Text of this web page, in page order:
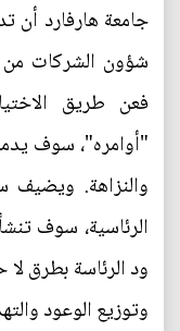
جامعة هارفارد أن
شؤون الشركات
فعن طريق
"أوامره"، سوف
والنزاهة.
الرئاسية، سوف
ود الرئاسة بطرق
وتوزيع الوعود